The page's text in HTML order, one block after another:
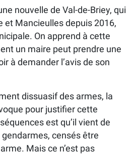
nouvelle de Val-de-Briey, qui
et Mancieulles depuis 2016,
On apprend à cette
un maire peut prendre une
à demander l’avis de son
dissuasif des armes, la
pour justifier cette
est qu’il vient de
censés être
Mais ce n’est pas